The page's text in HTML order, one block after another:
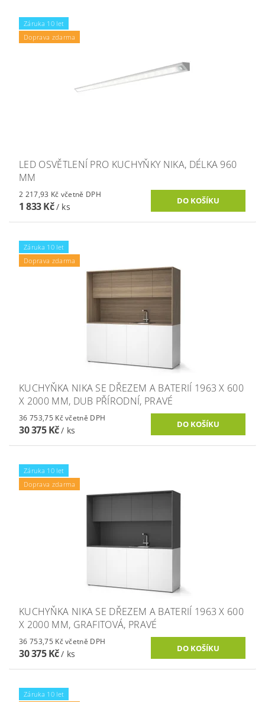
Záruka 10 let
Doprava zdarma
LED OSVĚTLENÍ PRO KUCHYŇKY NIKA, DÉLKA 960
MM
2 217,93 Kč včetně DPH
1 833 Kč/ ks
Záruka 10 let
Doprava zdarma
KUCHYŇKA NIKA SE DŘEZEM A BATERIÍ 1963 X 600
X 2000 MM, DUB PŘÍRODNÍ, PRAVÉ
36 753,75 Kč včetně DPH
30 375 Kč/ ks
Záruka 10 let
Doprava zdarma
KUCHYŇKA NIKA SE DŘEZEM A BATERIÍ 1963 X 600
X 2000 MM, GRAFITOVÁ, PRAVÉ
36 753,75 Kč včetně DPH
30 375 Kč/ ks
Záruka 10 let